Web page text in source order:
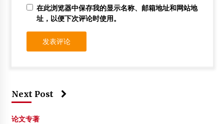
在此浏览器中保存我的显示名称、邮箱地址和网站地
址，以便下次评论时使用。
Next Post
论文专著